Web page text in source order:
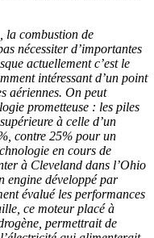
la combustion de
nécessiter d’importantes
actuellement c’est le
intéressant d’un point
aériennes. On peut
prometteuse : les piles
à celle d’un
contre 25% pour un
en cours de
à Cleveland dans l’Ohio
engine développé par
évalué les performances
ce moteur placé à
permettrait de